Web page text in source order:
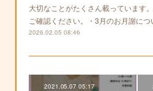
大切なことがたくさん載っています
ご確認ください。・3月のお月謝に
2026.02.05 08:46
2021.05.07 05:17